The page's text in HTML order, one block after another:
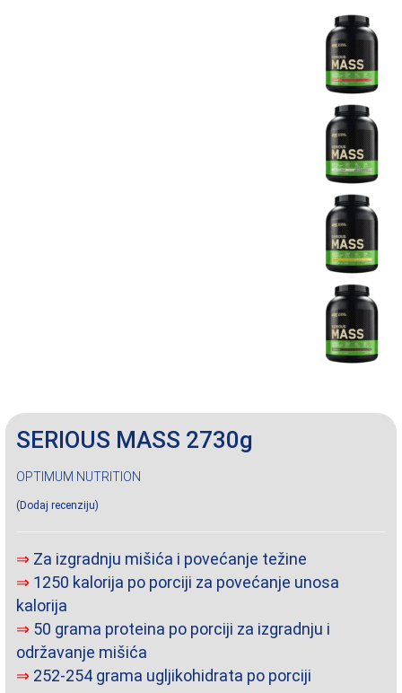
SERIOUS MASS 2730g
OPTIMUM NUTRITION
Dodaj recenziju
⇒ Za izgradnju mišića i povećanje težine
⇒ 1250 kalorija po porciji za povećanje unosa
kalorija
⇒ 50 grama proteina po porciji za izgradnju i
održavanje mišića
⇒ 252-254 grama ugljikohidrata po porciji